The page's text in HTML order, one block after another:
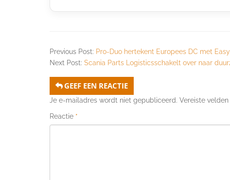
Previous Post: Pro-Duo hertekent Europees DC met
Next Post: Scania Parts Logisticsschakelt over naar
GEEF EEN REACTIE
Je e-mailadres wordt niet gepubliceerd. Vereiste
Reactie *